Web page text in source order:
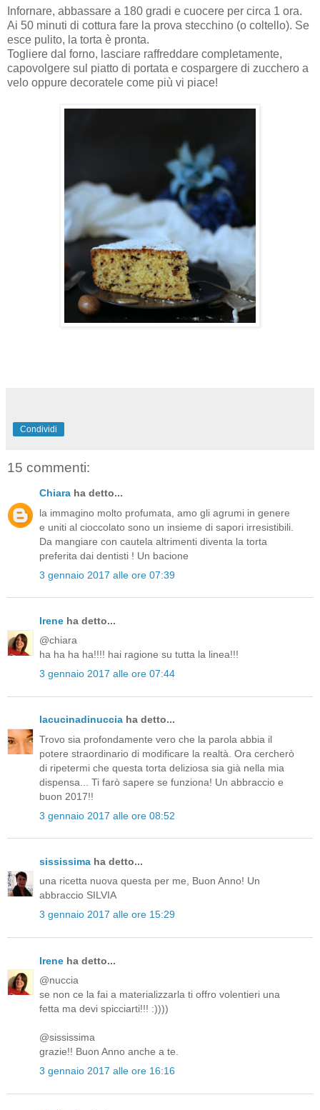
Infornare, abbassare a 180 gradi e cuocere per circa 1 ora.
Ai 50 minuti di cottura fare la prova stecchino (o coltello). Se
esce pulito, la torta è pronta.
Togliere dal forno, lasciare raffreddare completamente,
capovolgere sul piatto di portata e cospargere di zucchero a
velo oppure decoratele come più vi piace!
Condividi
15 commenti:
Chiara ha detto...
la immagino molto profumata, amo gli agrumi in genere
e uniti al cioccolato sono un insieme di sapori irresistibili.
Da mangiare con cautela altrimenti diventa la torta
preferita dai dentisti ! Un bacione
3 gennaio 2017 alle ore 07:39
Irene ha detto...
@chiara
ha ha ha ha!!!! hai ragione su tutta la linea!!!
3 gennaio 2017 alle ore 07:44
lacucinadinuccia ha detto...
Trovo sia profondamente vero che la parola abbia il
potere straordinario di modificare la realtà. Ora cercherò
di ripetermi che questa torta deliziosa sia già nella mia
dispensa... Ti farò sapere se funziona! Un abbraccio e
buon 2017!!
3 gennaio 2017 alle ore 08:52
sississima ha detto...
una ricetta nuova questa per me, Buon Anno! Un
abbraccio SILVIA
3 gennaio 2017 alle ore 15:29
Irene ha detto...
@nuccia
se non ce la fai a materializzarla ti offro volentieri una
fetta ma devi spicciarti!!! :))))
@sississima
grazie!! Buon Anno anche a te.
3 gennaio 2017 alle ore 16:16